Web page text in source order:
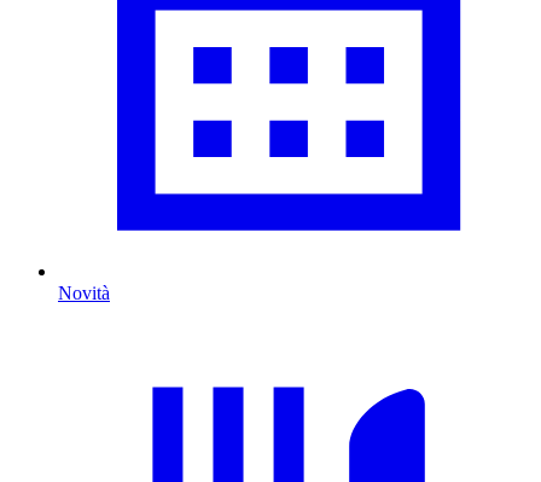
Novità